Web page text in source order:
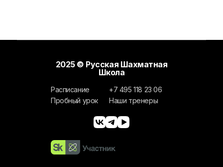
2025 © Русская Шахматная
Школа
+7 495 118 23 06
Наши тренеры
Расписание
Пробный урок